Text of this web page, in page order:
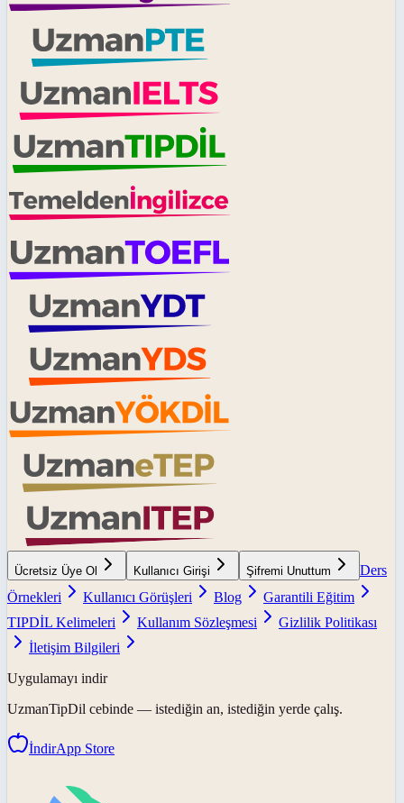
Ücretsiz Üye Ol Kullanıcı Girişi Şifremi Unuttum
Ders
Örnekleri
Kullanıcı Görüşleri Blog
Garantili Eğitim
TIPDİL Kelimeleri
Kullanım Sözleşmesi
Gizlilik Politikası
İletişim Bilgileri
Uygulamayı indir
UzmanTipDil cebinde — istediğin an, istediğin yerde çalış.
İndirApp Store